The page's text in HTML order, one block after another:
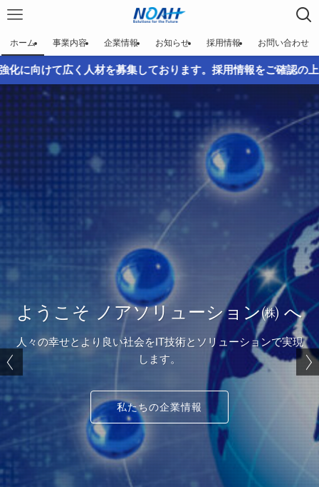
ホーム 事業内容 企業情報 お知らせ 採用情報 お問い合わせ
広く人材を募集しております。採用情報をご確認の上、ふるって
ノアソリューション㈱ へ
り良い社会をIT技術とソリューションで実現
します。
私たちの企業情報
エッジ
ワンストッ
最先端IT技術
お